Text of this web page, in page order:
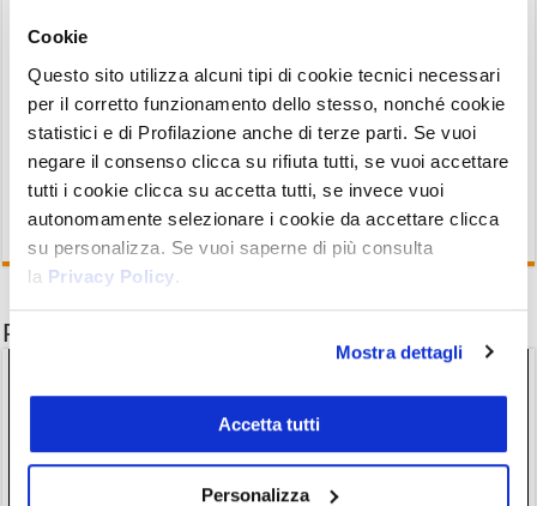
Cookie
Questo sito utilizza alcuni tipi di cookie tecnici necessari
per il corretto funzionamento dello stesso, nonché cookie
statistici e di Profilazione anche di terze parti. Se vuoi
negare il consenso clicca su rifiuta tutti, se vuoi accettare
tutti i cookie clicca su accetta tutti, se invece vuoi
autonomamente selezionare i cookie da accettare clicca
su personalizza. Se vuoi saperne di più consulta
la Privacy Policy.
Mostra dettagli
Accetta tutti
Personalizza
trovano due
principali: il primo a0,74 USDT, e il secondo, più
rilevante a0,650 USDT.
Potrebbe interessarti anche